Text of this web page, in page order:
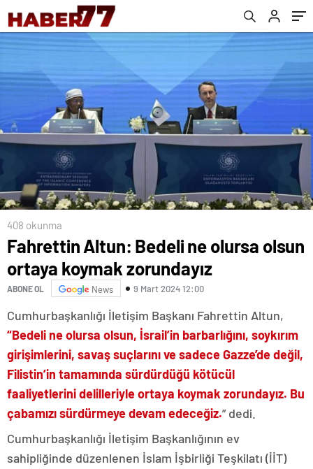
408 okunma
Fahrettin Altun: Bedeli ne olursa olsun
ortaya koymak zorundayız
ABONE OL News 9 Mart 2024 12:00
Cumhurbaşkanlığı İletişim Başkanı Fahrettin Altun,
“Bedeli ne olursa olsun, İsrail’in barbarlığını, soykırım
girişimlerini, savaş suçlarını ve sadece Gazze’de değil,
Filistin’in tamamında sürdürdüğü kötücül
faaliyetlerini delilleriyle ortaya koymak zorundayız. Bu
çabamızı sürdürmeye devam edeceğiz.” dedi.
Cumhurbaşkanlığı İletişim Başkanlığının ev
sahipliğinde düzenlenen İslam İşbirliği Teşkilatı (İİT)